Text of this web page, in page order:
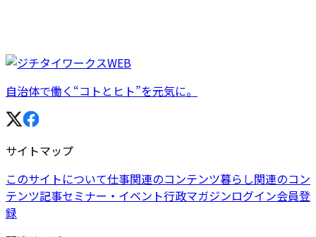
自治体で働く“コトとヒト”を元気に。
サイトマップ
このサイトについて仕事関連のコンテンツ暮らし関連のコン
テンツ記事セミナー・イベント行政マガジンログイン会員登
録